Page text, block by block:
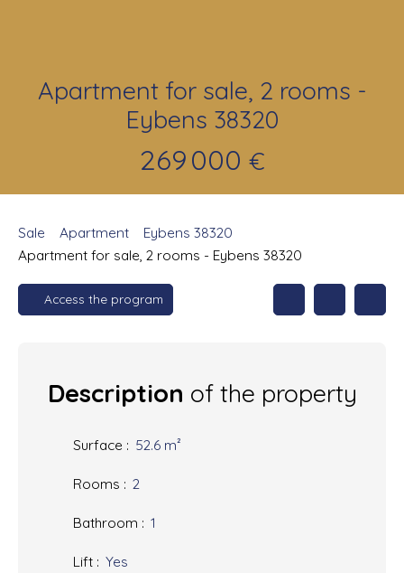
Apartment for sale, 2 rooms -
Eybens 38320
269 000 €
Sale Apartment
Eybens 38320
Apartment for sale, 2 rooms - Eybens 38320
Access the program
Description of the property
Surface : 52.6 m²
Rooms : 2
Bathroom : 1
Lift : Yes